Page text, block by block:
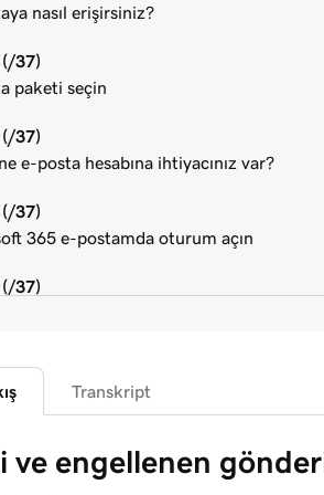
nasıl erişirsiniz?
(/37)
paketi seçin
(/37)
e-posta hesabına ihtiyacınız var?
(/37)
365 e-postamda oturum açın
(/37)
test e-postası gönder
365 e-postamı iPhone’da Outlook’a
Transkript
ve engellenen